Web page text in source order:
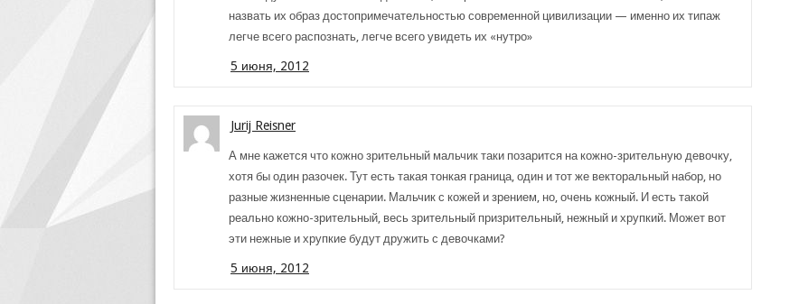
назвать их образ достопримечательностью современной цивилизации — именно их типаж
легче всего распознать, легче всего увидеть их «нутро»
5 июня, 2012
Jurij Reisner
А мне кажется что кожно зрительный мальчик таки позарится на кожно-зрительную девочку,
хотя бы один разочек. Тут есть такая тонкая граница, один и тот же векторальный набор, но
разные жизненные сценарии. Мальчик с кожей и зрением, но, очень кожный. И есть такой
реально кожно-зрительный, весь зрительный призрительный, нежный и хрупкий. Может вот
эти нежные и хрупкие будут дружить с девочками?
5 июня, 2012